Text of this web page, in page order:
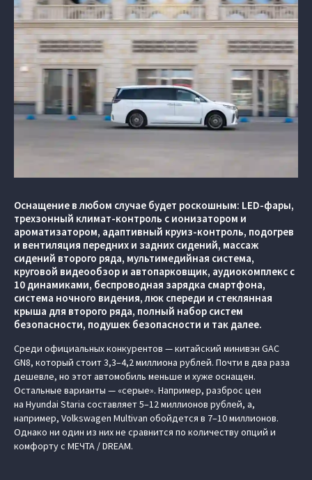
Оснащение в любом случае будет роскошным: LED-фары,
трехзонный климат-контроль с ионизатором и
ароматизатором, адаптивный круиз-контроль, подогрев
и вентиляция передних и задних сидений, массаж
сидений второго ряда, мультимедийная система,
круговой видеообзор и автопарковщик, аудиокомплекс с
10 динамиками, беспроводная зарядка смартфона,
система ночного видения, люк спереди и стеклянная
крыша для второго ряда, полный набор систем
безопасности, подушек безопасности и так далее.
Среди официальных конкурентов — китайский минивэн GAC
GN8, который стоит 3,3–4,2 миллиона рублей. Почти в два раза
дешевле, но этот автомобиль меньше и хуже оснащен.
Остальные варианты — «серые». Например, разброс цен
на Hyundai Staria составляет 5–12 миллионов рублей, а,
например, Volkswagen Multivan обойдется в 7–10 миллионов.
Однако ни один из них не сравнится по количеству опций и
комфорту с МЕЧТА / DREAM.